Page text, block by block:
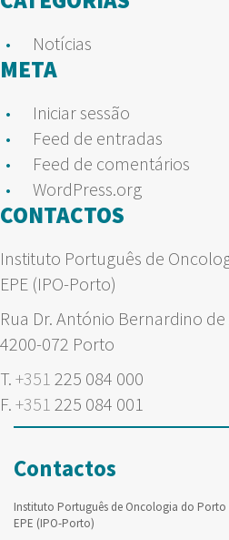
Notícias
META
Iniciar sessão
Feed de entradas
Feed de comentários
WordPress.org
CONTACTOS
Instituto Português de
EPE (IPO-Porto)
Rua Dr. António Bernardino
4200-072 Porto
T. +351 225 084 000
F. +351 225 084 001
Contactos
Instituto Português de Oncologia do Porto
EPE (IPO-Porto)